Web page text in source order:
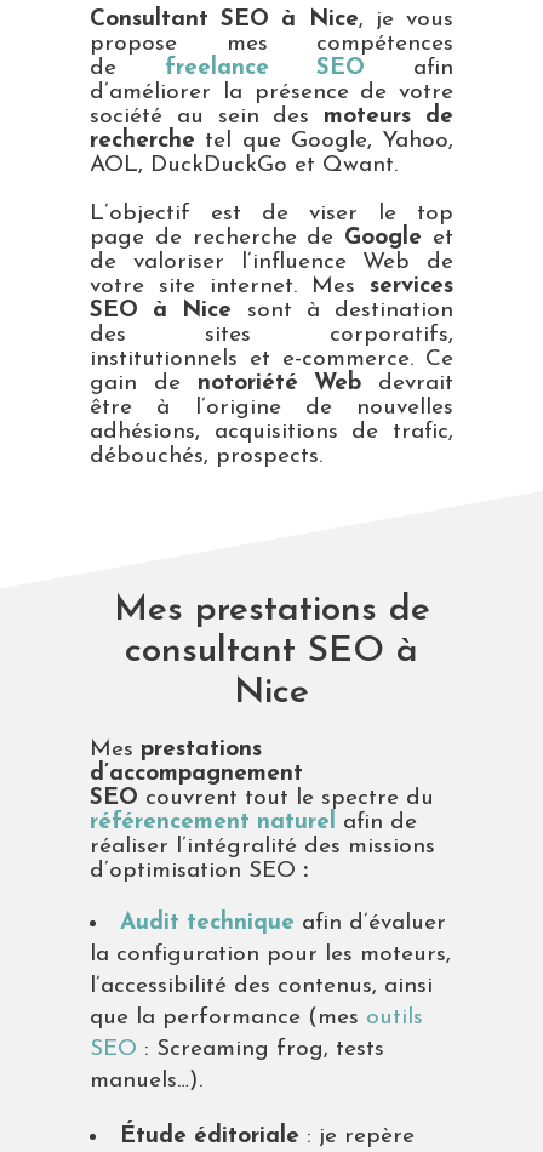
Consultant SEO à Nice, je vous
propose mes compétences
de freelance SEO afin
d’améliorer la présence de votre
société au sein des moteurs de
recherche tel que Google, Yahoo,
AOL, DuckDuckGo et Qwant.
L’objectif est de viser le top
page de recherche de Google et
de valoriser l’influence Web de
votre site internet. Mes services
SEO à Nice sont à destination
des sites corporatifs,
institutionnels et e-commerce. Ce
gain de notoriété Web devrait
être à l’origine de nouvelles
adhésions, acquisitions de trafic,
débouchés, prospects.
Mes prestations de
consultant SEO à
Nice
Mes prestations
d’accompagnement
SEO couvrent tout le spectre du
référencement naturel afin de
réaliser l’intégralité des missions
d’optimisation SEO :
Audit technique afin d’évaluer
la configuration pour les moteurs,
l’accessibilité des contenus, ainsi
que la performance (mes outils
SEO : Screaming frog, tests
manuels…).
Étude éditoriale : je repère